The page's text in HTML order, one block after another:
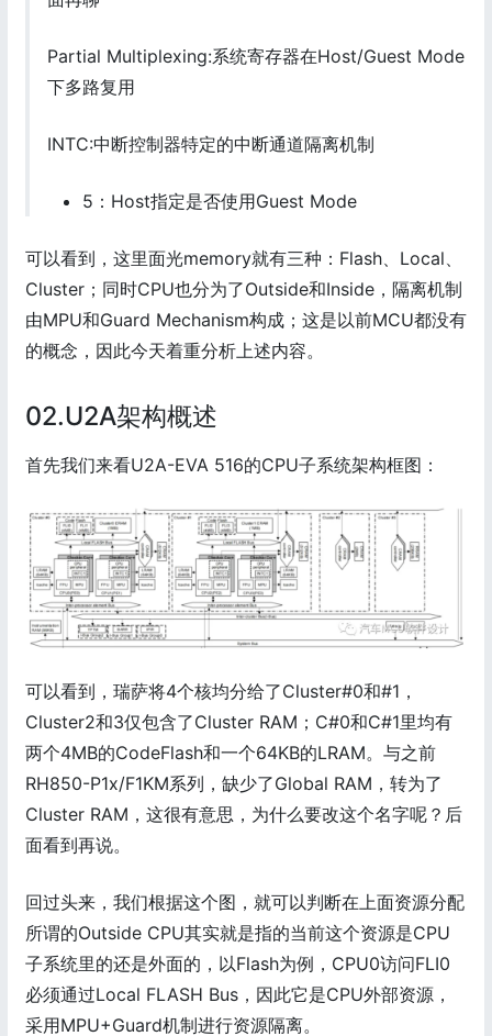
Partial Multiplexing:系统寄存器在Host/Guest Mode
下多路复用
INTC:中断控制器特定的中断通道隔离机制
5：Host指定是否使用Guest Mode
可以看到，这里面光memory就有三种：Flash、Local、
Cluster；同时CPU也分为了Outside和Inside，隔离机制
由MPU和Guard Mechanism构成；这是以前MCU都没有
的概念，因此今天着重分析上述内容。
02.U2A架构概述
首先我们来看U2A-EVA 516的CPU子系统架构框图：
可以看到，瑞萨将4个核均分给了Cluster#0和#1，
Cluster2和3仅包含了Cluster RAM；C#0和C#1里均有
两个4MB的CodeFlash和一个64KB的LRAM。与之前
RH850-P1x/F1KM系列，缺少了Global RAM，转为了
Cluster RAM，这很有意思，为什么要改这个名字呢？后
面看到再说。
回过头来，我们根据这个图，就可以判断在上面资源分配
所谓的Outside CPU其实就是指的当前这个资源是CPU
子系统里的还是外面的，以Flash为例，CPU0访问FLI0
必须通过Local FLASH Bus，因此它是CPU外部资源，
采用MPU+Guard机制进行资源隔离。